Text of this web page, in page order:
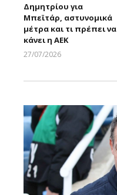
Δημητρίου για
Μπεϊτάρ, αστυνομικά
μέτρα και τι πρέπει να
κάνει η ΑΕΚ
27/07/2026